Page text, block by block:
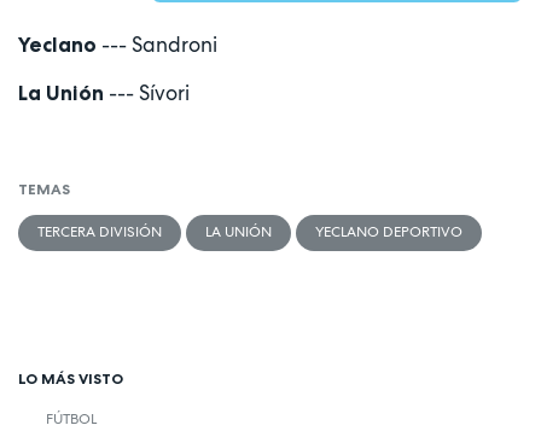
Yeclano --- Sandroni
La Unión --- Sívori
TEMAS
TERCERA DIVISIÓN LA UNIÓN YECLANO DEPORTIVO
LO MÁS VISTO
FÚTBOL